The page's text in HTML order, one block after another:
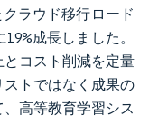
ラウド移行ロード
成長しました。
コスト削減を定量
トではなく成果の
高等教育学習シス